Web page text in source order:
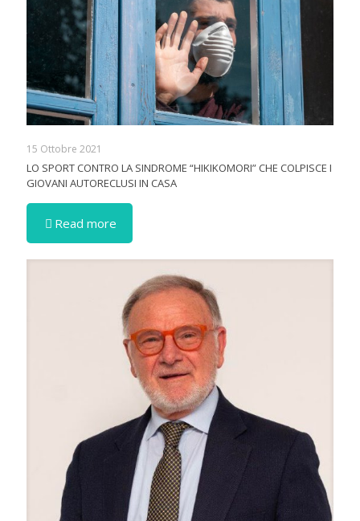
15 Ottobre 2021
LO SPORT CONTRO LA SINDROME “HIKIKOMORI” CHE COLPISCE I
GIOVANI AUTORECLUSI IN CASA
Read more